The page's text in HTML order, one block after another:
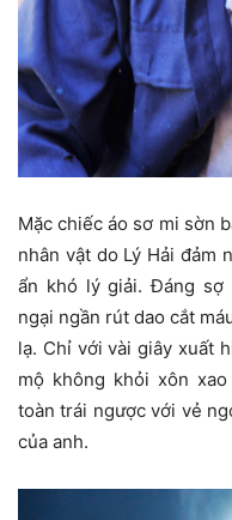
Mặc chiếc áo sơ mi sờn
nhân vật do Lý Hải đảm
ẩn khó lý giải. Đáng sợ
ngại ngần rút dao cắt
lạ. Chỉ với vài giây xuất
mộ không khỏi xôn
toàn trái ngược với vẻ
của anh.